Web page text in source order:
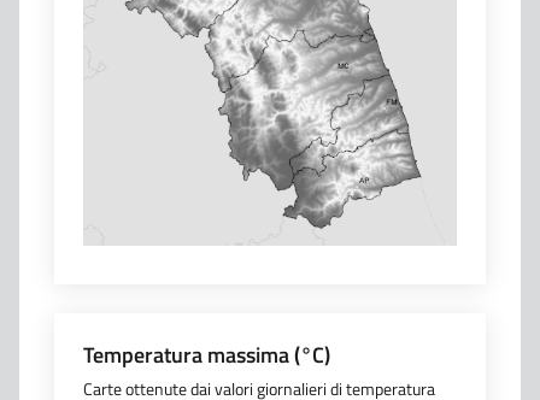
Temperatura massima (°C)
Carte ottenute dai valori giornalieri di temperatura